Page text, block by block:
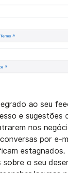
ao seu
e sugestões
nos
por e-
o seu